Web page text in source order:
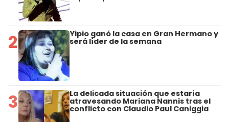
2 Yipio ganó la casa en Gran Hermano y
será líder de la semana
3 La delicada situación que estaría
atravesando Mariana Nannis tras el
conflicto con Claudio Paul Caniggia